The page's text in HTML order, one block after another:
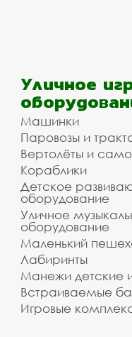
Уличное
Машинки
Паровозы и
Вертолёты и
Кораблики
Детское
оборудование
Уличное
оборудование
Маленький
Лабиринты
Манежи детские
Встраиваемые
Игровые